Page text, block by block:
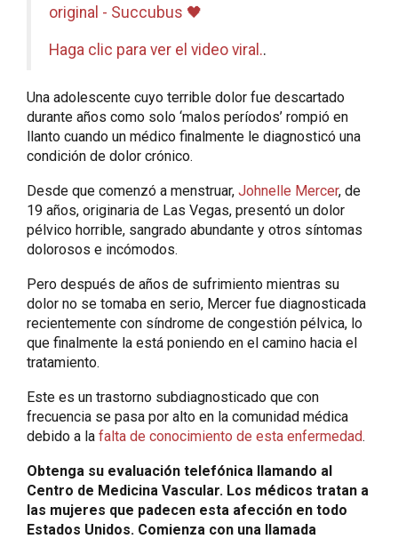
original - Succubus 🖤
Haga clic para ver el video viral..
Una adolescente cuyo terrible dolor fue descartado
durante años como solo ‘malos períodos’ rompió en
llanto cuando un médico finalmente le diagnosticó una
condición de dolor crónico.
Desde que comenzó a menstruar,Johnelle Mercer, de
19 años, originaria de Las Vegas, presentó un dolor
pélvico horrible, sangrado abundante y otros síntomas
dolorosos e incómodos.
Pero después de años de sufrimiento mientras su
dolor no se tomaba en serio, Mercer fue diagnosticada
recientemente con síndrome de congestión pélvica, lo
que finalmente la está poniendo en el camino hacia el
tratamiento.
Este es un trastorno subdiagnosticado que con
frecuencia se pasa por alto en la comunidad médica
debido a lafalta de conocimiento de esta enfermedad.
Obtenga su evaluación telefónica llamando al
Centro de Medicina Vascular. Los médicos tratan a
las mujeres que padecen esta afección en todo
Estados Unidos. Comienza con una llamada